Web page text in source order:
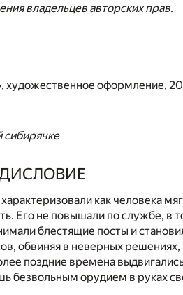
владельцев авторских прав.
художественное оформление,
как человека
Его не повышали по службе, в
блестящие посты и
обвиняя в неверных решениях,
поздние времена
безвольным орудием в руках